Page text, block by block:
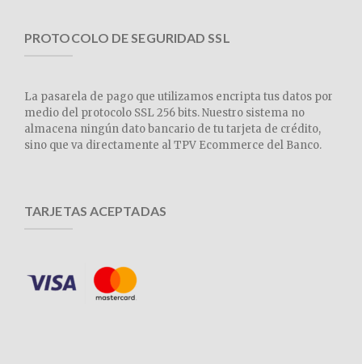
PROTOCOLO DE SEGURIDAD SSL
La pasarela de pago que utilizamos encripta tus datos por
medio del protocolo SSL 256 bits. Nuestro sistema no
almacena ningún dato bancario de tu tarjeta de crédito,
sino que va directamente al TPV Ecommerce del Banco.
TARJETAS ACEPTADAS